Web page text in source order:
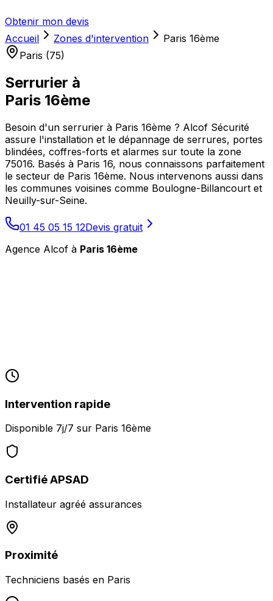
Obtenir mon devis
Accueil
Zones d'intervention
Paris 16ème
Paris (75)
Serrurier à
Paris 16ème
Besoin d'un serrurier à Paris 16ème ? Alcof Sécurité
assure l'installation et le dépannage de serrures, portes
blindées, coffres-forts et alarmes sur toute la zone
75016. Basés à Paris 16, nous connaissons parfaitement
le secteur de Paris 16ème. Nous intervenons aussi dans
les communes voisines comme Boulogne-Billancourt et
Neuilly-sur-Seine.
01 45 05 15 12Devis gratuit
Agence Alcof à Paris 16ème
Intervention rapide
Disponible 7j/7 sur Paris 16ème
Certifié APSAD
Installateur agréé assurances
Proximité
Techniciens basés en Paris